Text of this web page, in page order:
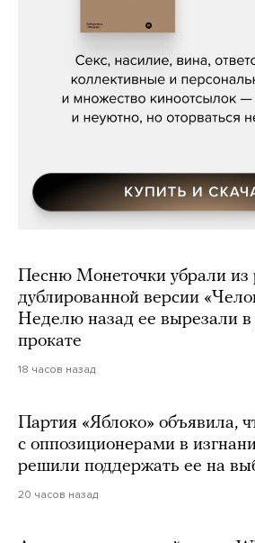
Сергей Кузнецов,
Песню Монеточки убрали из
дублированной версии
Неделю назад ее вырезали в
прокате
18 часов назад
Партия «Яблоко» объявила,
с оппозиционерами в
решили поддержать ее на
20 часов назад